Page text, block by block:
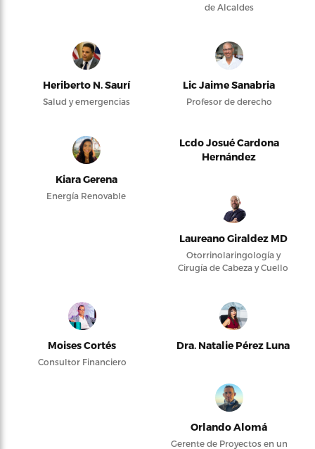
de Alcaldes
Heriberto N. Saurí
Salud y emergencias
Lic Jaime Sanabria
Profesor de derecho
Kiara Gerena
Energía Renovable
Lcdo Josué Cardona
Hernández
Laureano Giraldez MD
Otorrinolaringología y
Cirugía de Cabeza y Cuello
Moises Cortés
Consultor Financiero
Dra. Natalie Pérez Luna
Orlando Alomá
Gerente de Proyectos en un